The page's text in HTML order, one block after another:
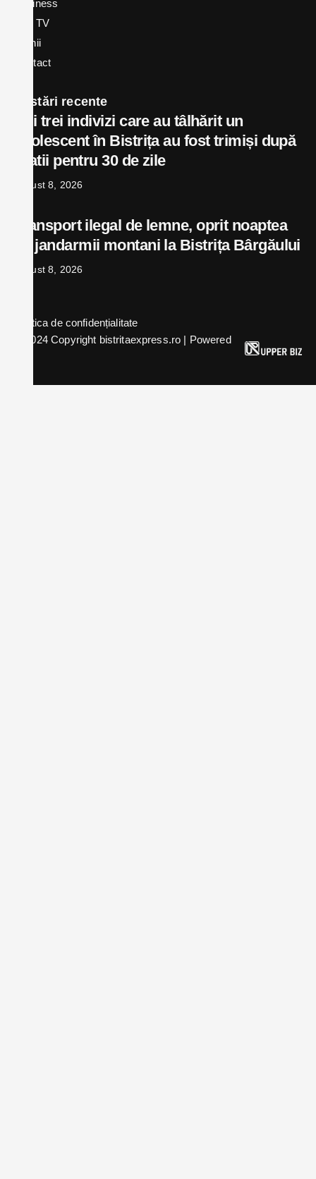
Business
Bex TV
Opinii
Contact
Postări recente
Cei trei indivizi care au tâlhărit un
adolescent în Bistrița au fost trimiși după
gratii pentru 30 de zile
august 8, 2026
Transport ilegal de lemne, oprit noaptea
de jandarmii montani la Bistrița Bârgăului
august 8, 2026
© 2024 Copyright bistritaexpress.ro | Powered
Politica de confidențialitate